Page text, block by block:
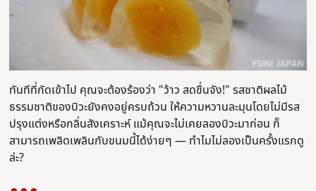
ทันทีที่กัดเข้าไป คุณจะต้องร้องว่า "ว้าว สดชื่นจัง!" รสชาติผลไม้
ธรรมชาติของบิวะยังคงอยู่ครบถ้วน ให้ความหวานละมุนโดยไม่มีรส
ปรุงแต่งหรือกลิ่นสังเคราะห์ แม้คุณจะไม่เคยลองบิวะมาก่อน ก็
สามารถเพลิดเพลินกับขนมนี้ได้ง่ายๆ — ทำไมไม่ลองเป็นครั้งแรกดู
ล่ะ?